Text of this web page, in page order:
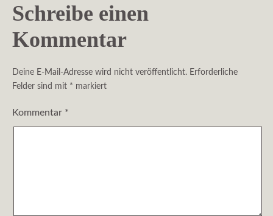
Schreibe einen
Kommentar
Deine E-Mail-Adresse wird nicht veröffentlicht. Erforderliche
Felder sind mit * markiert
Kommentar *